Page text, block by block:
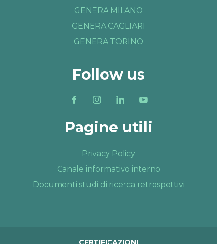
GENERA MILANO
GENERA CAGLIARI
GENERA TORINO
Follow us
Pagine utili
Privacy Policy
Canale informativo interno
Documenti studi di ricerca retrospettivi
CERTIFICAZIONI